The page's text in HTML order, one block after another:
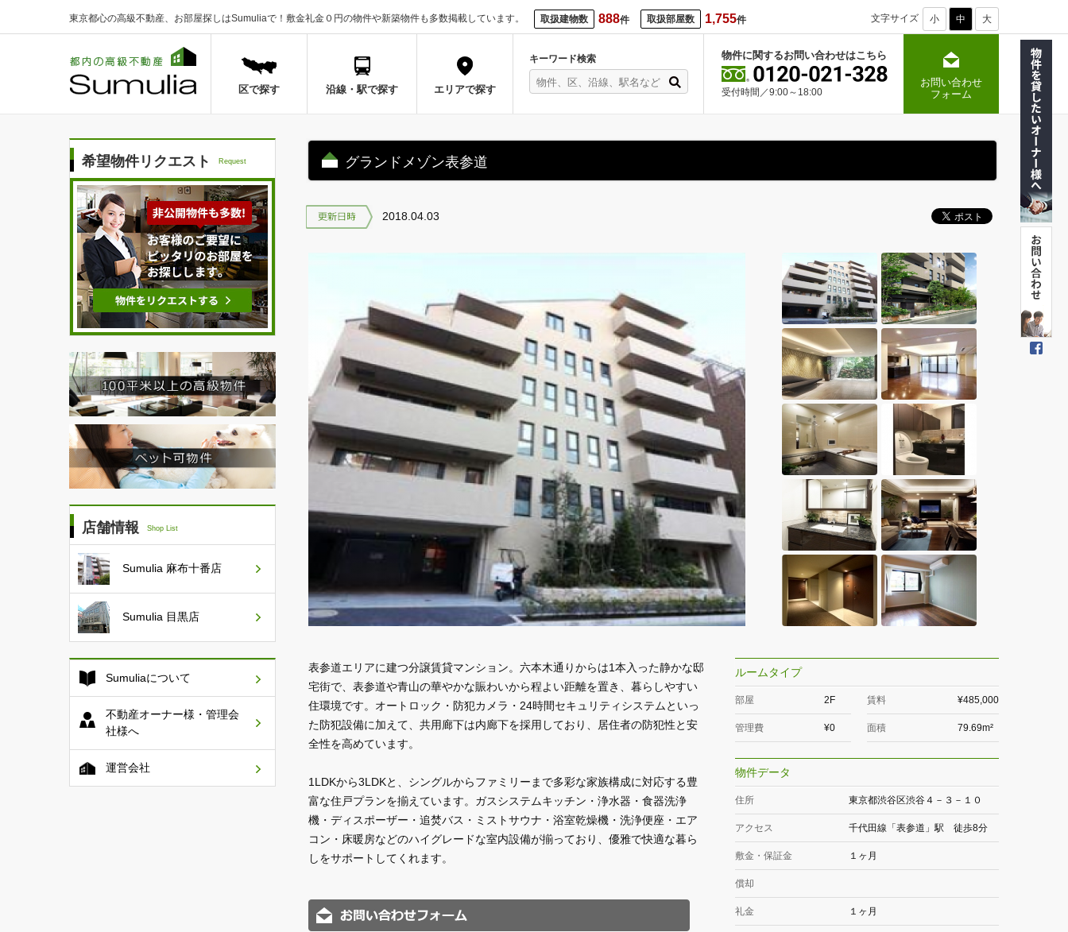
東京都心の高級不動産、お部屋探しはSumuliaで！ 敷金礼金０円の物件や新築物件も多数掲載しています。 取扱建物数 888件 取扱部屋数 1,755件 文字サイズ 小 中 大
区で探す 沿線・駅で探す エリアで探す
キーワード検索 物件に関するお問い合わせはこちら
受付時間／9:00～18:00
お問い合わせ
フォーム
グランドメゾン表参道
2018.04.03
表参道エリアに建つ分譲賃貸マンション。六本木通りからは1本入った静かな邸
宅街で、表参道や青山の華やかな賑わいから程よい距離を置き、暮らしやすい
住環境です。オートロック・防犯カメラ・24時間セキュリティシステムといっ
た防犯設備に加えて、共用廊下は内廊下を採用しており、居住者の防犯性と安
全性を高めています。
1LDKから3LDKと、シングルからファミリーまで多彩な家族構成に対応する豊
富な住戸プランを揃えています。ガスシステムキッチン・浄水器・食器洗浄
機・ディスポーザー・追焚バス・ミストサウナ・浴室乾燥機・洗浄便座・エア
コン・床暖房などのハイグレードな室内設備が揃っており、優雅で快適な暮ら
しをサポートしてくれます。
ルームタイプ
部屋 2F 賃料 ¥485,000
管理費 ¥0 面積 79.69m²
物件データ
住所 東京都渋谷区渋谷４－３－１０
アクセス 千代田線「表参道」駅 徒歩8分
敷金・保証金 １ヶ月
償却
礼金 １ヶ月
希望物件リクエスト Request
店舗情報 Shop List
Sumulia 麻布十番店
Sumulia 目黒店
Sumuliaについて
不動産オーナー様・管理会
社様へ
運営会社